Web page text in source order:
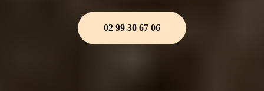
02 99 30 67 06